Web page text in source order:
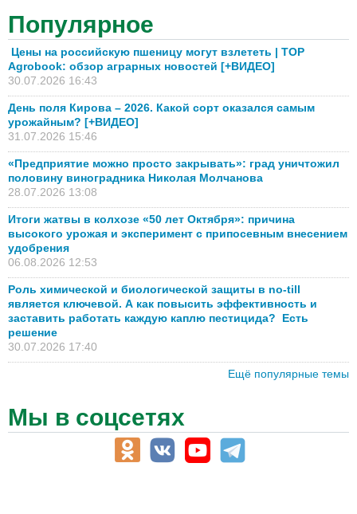
Популярное
Цены на российскую пшеницу могут взлететь | TOP
Agrobook: обзор аграрных новостей [+ВИДЕО]
30.07.2026 16:43
День поля Кирова – 2026. Какой сорт оказался самым
урожайным? [+ВИДЕО]
31.07.2026 15:46
«Предприятие можно просто закрывать»: град уничтожил
половину виноградника Николая Молчанова
28.07.2026 13:08
Итоги жатвы в колхозе «50 лет Октября»: причина
высокого урожая и эксперимент с припосевным внесением
удобрения
06.08.2026 12:53
Роль химической и биологической защиты в no-till
является ключевой. А как повысить эффективность и
заставить работать каждую каплю пестицида? Есть
решение
30.07.2026 17:40
Ещё популярные темы
Мы в соцсетях